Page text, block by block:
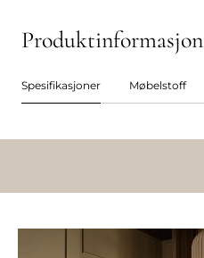
Produktinformasjon
Spesifikasjoner Møbelstoff